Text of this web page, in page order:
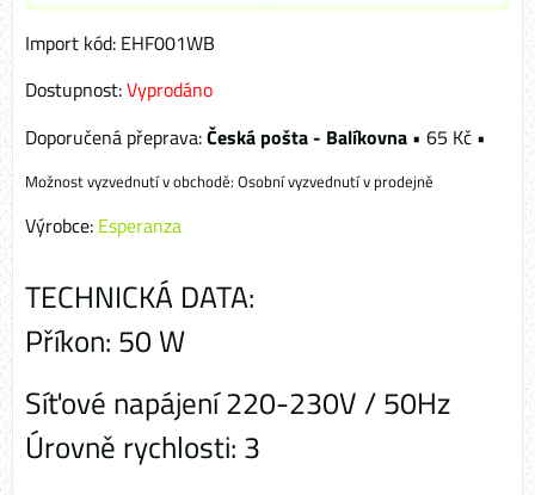
Import kód: EHF001WB
Dostupnost:Vyprodáno
Česká pošta - Balíkovna • 65 Kč •
Osobní vyzvednutí v prodejně
Výrobce: Esperanza
TECHNICKÁ DATA:
Příkon: 50 W
Síťové napájení 220-230V / 50Hz
Úrovně rychlosti: 3